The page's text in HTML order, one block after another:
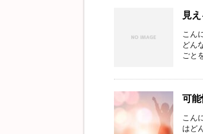
見
こん
どん
ごと
可
こん
はど